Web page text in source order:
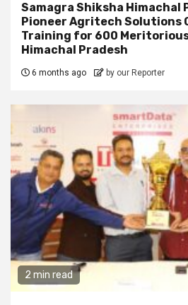
Samagra Shiksha Himachal
Pioneer Agritech Solutions
Training for 600
Himachal Pradesh
6 months ago by our Reporter
2 min read